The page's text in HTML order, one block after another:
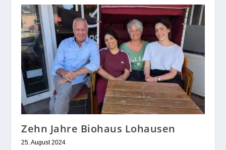
Zehn Jahre Biohaus Lohausen
25. August 2024